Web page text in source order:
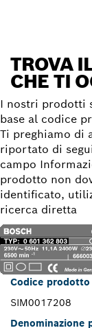
TROVA
CHE TI
I nostri prodotti
base al codice
Ti preghiamo di
riportato di
campo
prodotto non
identificato,
ricerca diretta
Codice prodotto
SIM0017208
Denominazione